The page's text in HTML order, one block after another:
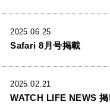
2025.06.25
Safari 8月号掲載
2025.02.21
WATCH LIFE NEWS